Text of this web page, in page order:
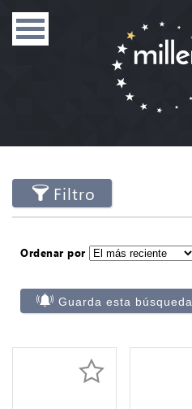
Filtro
Ordenar por
Guarda esta búsqueda